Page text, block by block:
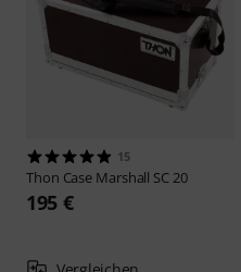
15
Thon Case Marshall SC 20
195 €